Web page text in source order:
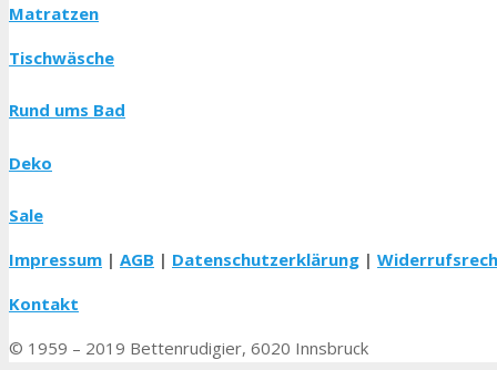
Matratzen
Tischwäsche
Rund ums Bad
Deko
Sale
Impressum | AGB | Datenschutzerklärung |
Kontakt
© 1959 – 2019 Bettenrudigier, 6020 Innsbruck